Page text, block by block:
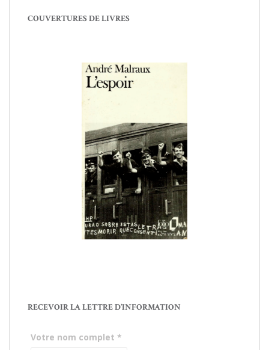
COUVERTURES DE LIVRES
RECEVOIR LA LETTRE D’INFORMATION
Votre nom complet *